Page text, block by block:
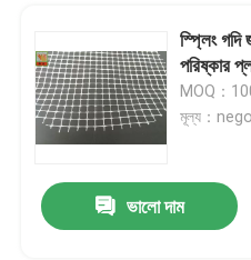
স্প্লিং
পরিষ্কার
MOQ：
মূল্য：
ভালো দাম